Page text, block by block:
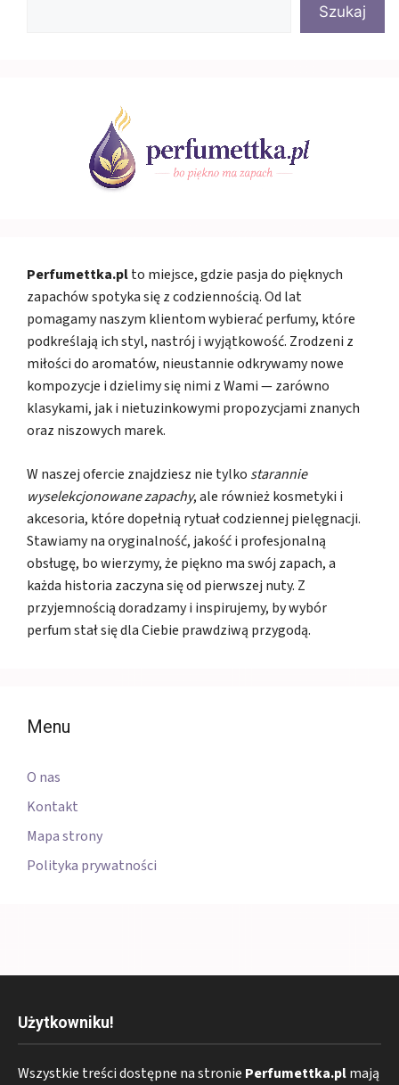
Szukaj
Perfumettka.plto miejsce, gdzie pasja do pięknych
zapachów spotyka się z codziennością. Od lat
pomagamy naszym klientom wybierać perfumy, które
podkreślają ich styl, nastrój i wyjątkowość. Zrodzeni z
miłości do aromatów, nieustannie odkrywamy nowe
kompozycje i dzielimy się nimi z Wami — zarówno
klasykami, jak i nietuzinkowymi propozycjami znanych
oraz niszowych marek.
W naszej ofercie znajdziesz nie tylko starannie
wyselekcjonowane zapachy, ale również kosmetyki i
akcesoria, które dopełnią rytuał codziennej pielęgnacji.
Stawiamy na oryginalność, jakość i profesjonalną
obsługę, bo wierzymy, że piękno ma swój zapach, a
każda historia zaczyna się od pierwszej nuty. Z
przyjemnością doradzamy i inspirujemy, by wybór
perfum stał się dla Ciebie prawdziwą przygodą.
Menu
O nas
Kontakt
Mapa strony
Polityka prywatności
Użytkowniku!
Wszystkie treści dostępne na stronie Perfumettka.plmają